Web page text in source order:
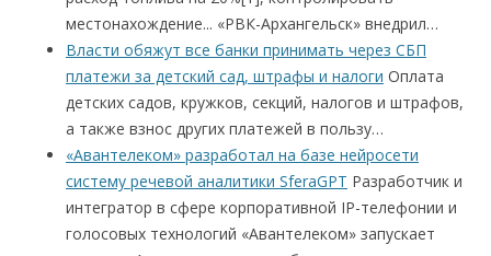
местонахождение... «РВК-Архангельск» внедрил…
Власти обяжут все банки принимать через СБП
платежи за детский сад, штрафы и налоги Оплата
детских садов, кружков, секций, налогов и штрафов,
а также взнос других платежей в пользу…
«Авантелеком» разработал на базе нейросети
систему речевой аналитики SferaGPT Разработчик и
интегратор в сфере корпоративной IP-телефонии и
голосовых технологий «Авантелеком» запускает